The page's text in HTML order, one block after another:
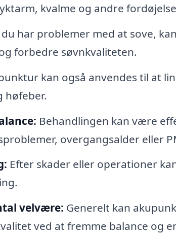
kvalme og andre
du har problemer med at sove,
forbedre søvnkvaliteten.
kan også anvendes til at
høfeber.
Behandlingen kan være
overgangsalder eller
Efter skader eller operationer
velvære: Generelt kan
ved at fremme balance og